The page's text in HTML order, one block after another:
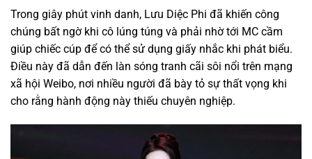
Trong giây phút vinh danh, Lưu Diệc Phi đã khiến công
chúng bất ngờ khi cô lúng túng và phải nhờ tới MC cầm
giúp chiếc cúp để có thể sử dụng giấy nhắc khi phát biểu.
Điều này đã dẫn đến làn sóng tranh cãi sôi nổi trên mạng
xã hội Weibo, nơi nhiều người đã bày tỏ sự thất vọng khi
cho rằng hành động này thiếu chuyên nghiệp.